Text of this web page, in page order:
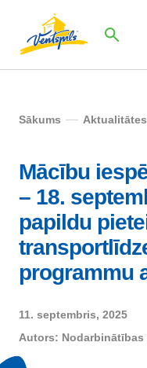
Sākums Aktualitātes
Mācību
– 18.
papildu
programmu
11. septembris, 2025
Autors: